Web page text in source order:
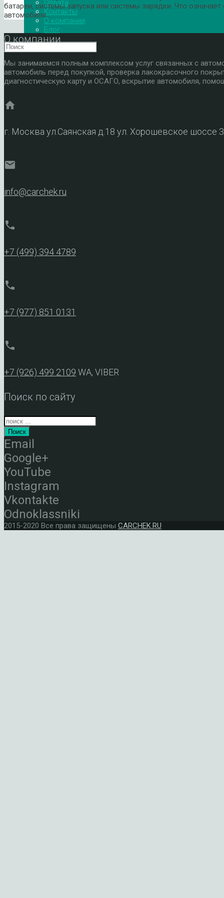
Оплата
Контакты
О компании
Блог
батареи, системы запуска или системы зарядки. Что
автомобиля…
О компании
Мы занимаемся полным комплексом услуг связанных с
автомобиль перед покупкой, проверка лакокрасочного
диагностическую карту и ОСАГО, вскрытие автомобиля,
home
г. Москва ул.Саянская д.18 ул. Хорошевское шоссе
mail
info@carchek.ru
phone
+7 (499) 394 4789
phone
+7 (977) 851 0131
phone
+7 (926) 499 2109 WA, VIBER
Поиск по сайту
Поиск
Email
Google+
YouTube
Instagram
Vkontakte
Odnoklassniki
2015-2020 Все права защищены CARCHEK.RU